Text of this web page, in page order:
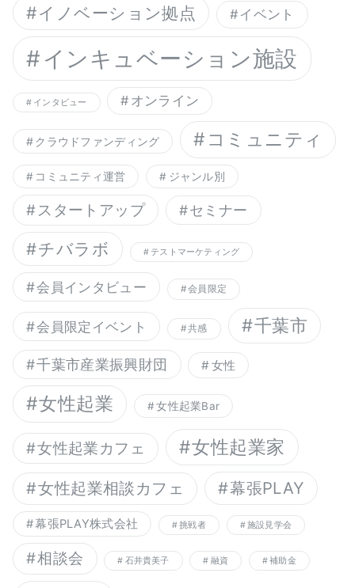
イノベーション拠点 イベント
インキュベーション施設
インタビュー オンライン
クラウドファンディング コミュニティ
コミュニティ運営 ジャンル別
スタートアップ セミナー
チバラボ テストマーケティング
会員インタビュー 会員限定
会員限定イベント 共感 千葉市
千葉市産業振興財団 女性
女性起業 女性起業Bar
女性起業カフェ 女性起業家
女性起業相談カフェ 幕張PLAY
幕張PLAY株式会社 挑戦者 施設見学会
相談会 石井貴美子 融資 補助金